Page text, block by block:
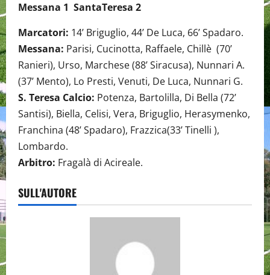
Messana 1 SantaTeresa 2
Marcatori: 14’ Briguglio, 44’ De Luca, 66’ Spadaro.
Messana: Parisi, Cucinotta, Raffaele, Chillè (70’
Ranieri), Urso, Marchese (88’ Siracusa), Nunnari A.
(37’ Mento), Lo Presti, Venuti, De Luca, Nunnari G.
S. Teresa Calcio: Potenza, Bartolilla, Di Bella (72’
Santisi), Biella, Celisi, Vera, Briguglio, Herasymenko,
Franchina (48’ Spadaro), Frazzica(33’ Tinelli ),
Lombardo.
Arbitro: Fragalà di Acireale.
SULL'AUTORE